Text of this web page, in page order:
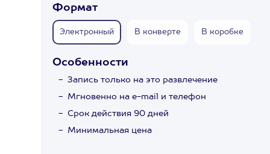
Формат
Электронный В конверте В коробке
Особенности
Запись только на это развлечение
Мгновенно на e-mail и телефон
Срок действия 90 дней
Минимальная цена